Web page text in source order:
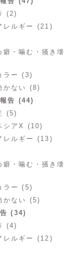
(2)
レルギー (21)
癖・噛む・掻き壊
ラー (3)
かない (8)
告 (44)
(5)
シアX (10)
レルギー (13)
癖・噛む・掻き壊
ラー (5)
かない (5)
(34)
(4)
レルギー (12)